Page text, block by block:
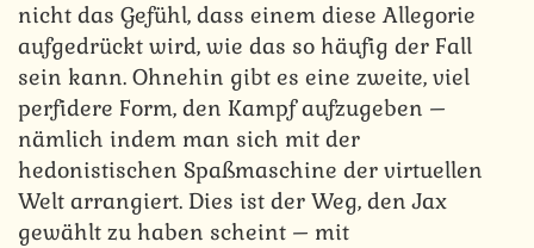
nicht das Gefühl, dass einem diese Allegorie
aufgedrückt wird, wie das so häufig der Fall
sein kann. Ohnehin gibt es eine zweite, viel
perfidere Form, den Kampf aufzugeben –
nämlich indem man sich mit der
hedonistischen Spaßmaschine der virtuellen
Welt arrangiert. Dies ist der Weg, den Jax
gewählt zu haben scheint – mit